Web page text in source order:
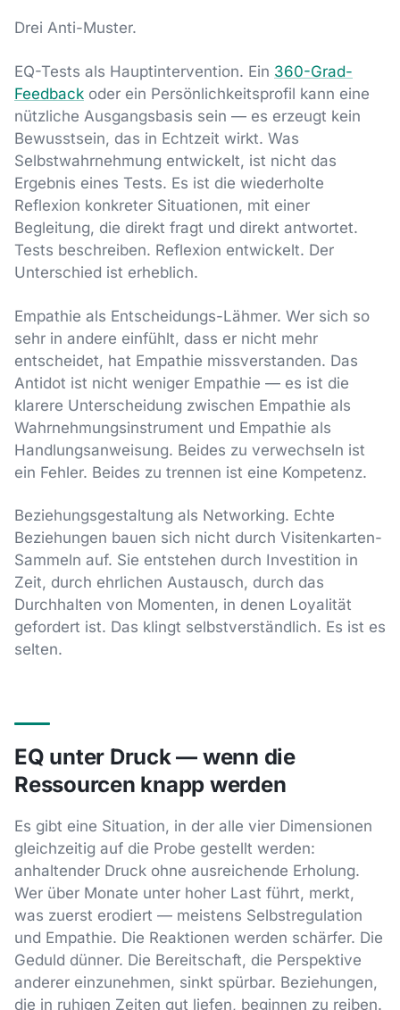
Drei Anti-Muster.
EQ-Tests als Hauptintervention. Ein 360-Grad-
Feedback oder ein Persönlichkeitsprofil kann eine
nützliche Ausgangsbasis sein — es erzeugt kein
Bewusstsein, das in Echtzeit wirkt. Was
Selbstwahrnehmung entwickelt, ist nicht das
Ergebnis eines Tests. Es ist die wiederholte
Reflexion konkreter Situationen, mit einer
Begleitung, die direkt fragt und direkt antwortet.
Tests beschreiben. Reflexion entwickelt. Der
Unterschied ist erheblich.
Empathie als Entscheidungs-Lähmer. Wer sich so
sehr in andere einfühlt, dass er nicht mehr
entscheidet, hat Empathie missverstanden. Das
Antidot ist nicht weniger Empathie — es ist die
klarere Unterscheidung zwischen Empathie als
Wahrnehmungsinstrument und Empathie als
Handlungsanweisung. Beides zu verwechseln ist
ein Fehler. Beides zu trennen ist eine Kompetenz.
Beziehungsgestaltung als Networking. Echte
Beziehungen bauen sich nicht durch Visitenkarten-
Sammeln auf. Sie entstehen durch Investition in
Zeit, durch ehrlichen Austausch, durch das
Durchhalten von Momenten, in denen Loyalität
gefordert ist. Das klingt selbstverständlich. Es ist es
selten.
EQ unter Druck — wenn die
Ressourcen knapp werden
Es gibt eine Situation, in der alle vier Dimensionen
gleichzeitig auf die Probe gestellt werden:
anhaltender Druck ohne ausreichende Erholung.
Wer über Monate unter hoher Last führt, merkt,
was zuerst erodiert — meistens Selbstregulation
und Empathie. Die Reaktionen werden schärfer. Die
Geduld dünner. Die Bereitschaft, die Perspektive
anderer einzunehmen, sinkt spürbar. Beziehungen,
die in ruhigen Zeiten gut liefen, beginnen zu reiben.